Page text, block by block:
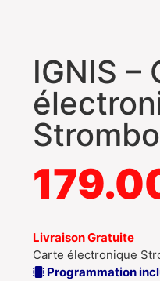
IGNIS –
Livraison Gratuite
Carte électronique
Programmation